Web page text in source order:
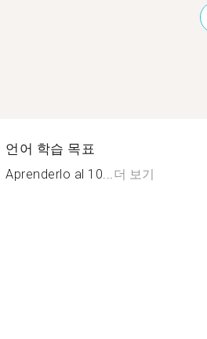
언어 학습 목표
Aprenderlo al 10... 더 보기